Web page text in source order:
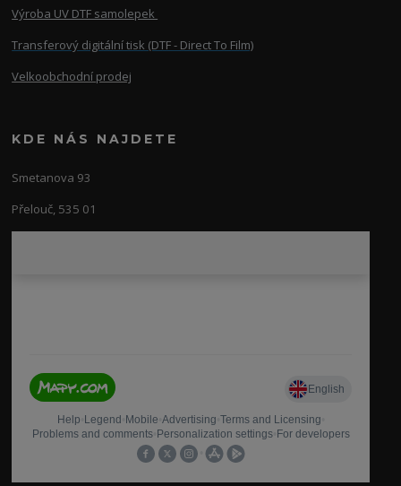
Výroba UV DTF samolepek
Transferový digitální tisk (DTF - Direct To Film)
Velkoobchodní prodej
KDE NÁS NAJDETE
Smetanova 93
Přelouč, 535 01